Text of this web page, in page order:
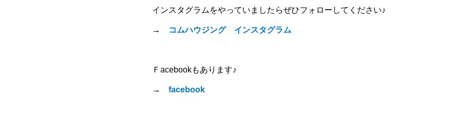
インスタグラムをやっていましたらぜひフォローしてください♪
→ コムハウジング インスタグラム
Ｆacebookもあります♪
→ facebook